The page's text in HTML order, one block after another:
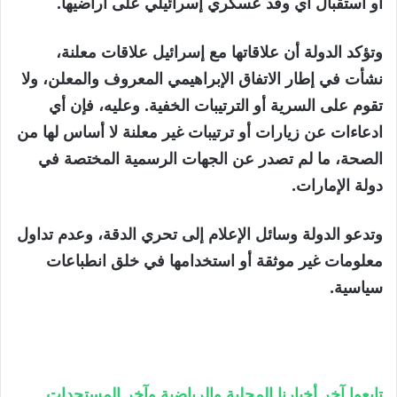
وتؤكد الدولة أن علاقاتها مع إسرائيل علاقات معلنة،
نشأت في إطار الاتفاق الإبراهيمي المعروف والمعلن، ولا
تقوم على السرية أو الترتيبات الخفية. وعليه، فإن أي
ادعاءات عن زيارات أو ترتيبات غير معلنة لا أساس لها من
الصحة، ما لم تصدر عن الجهات الرسمية المختصة في
دولة الإمارات.
وتدعو الدولة وسائل الإعلام إلى تحري الدقة، وعدم تداول
معلومات غير موثقة أو استخدامها في خلق انطباعات
سياسية.